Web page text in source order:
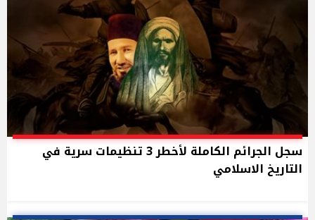
سجل الجرائم الكاملة لأخطر 3 تنظيمات سرية في
التاريخ الاسلامي